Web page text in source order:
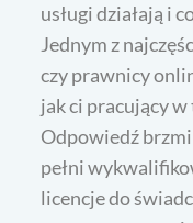
usługi działają i
Jednym z
czy prawnicy
jak ci pracujący
Odpowiedź
pełni
licencje do